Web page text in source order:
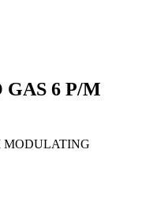
GAS 6 P/M
MODULATING